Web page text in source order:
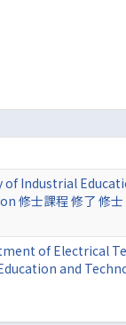
Industrial
士課程 修了 修士
of Electrical
and